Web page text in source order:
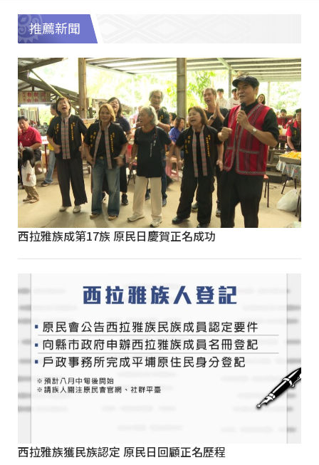
推薦新聞
西拉雅族成第17族 原民日慶賀正名成功
西拉雅族獲民族認定 原民日回顧正名歷程